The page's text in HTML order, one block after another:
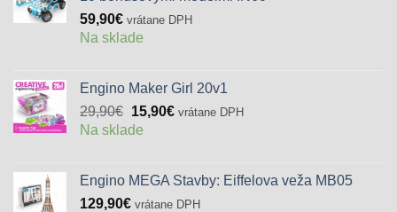
59,90€ vrátane DPH
Na sklade
Engino Maker Girl 20v1
29,90€ Pôvodná
cena
15,90€Aktuálna
vrátane DPH
Na sklade
Engino MEGA Stavby: Eiffelova veža MB05
129,90€ vrátane DPH